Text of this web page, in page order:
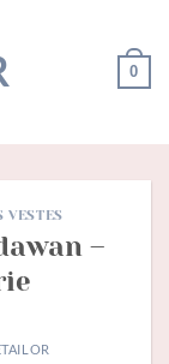
0
VESTES
–